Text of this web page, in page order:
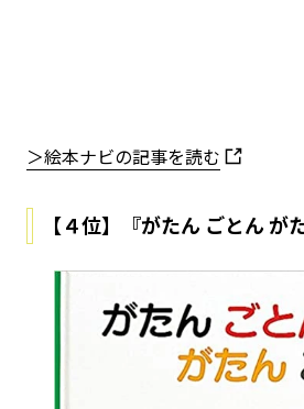
＞絵本ナビの記事を読む
【４位】『がたん ごとん が